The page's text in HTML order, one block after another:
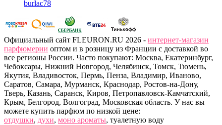
burlac78
Официальный сайт FLEURON.RU 2026 - интернет-магазин
парфюмерии оптом и в розницу из Франции с доставкой во
все регионы России. Часто покупают: Москва, Екатеринбург,
Чебоксары, Нижний Новгород, Челябинск, Томск, Тюмень,
Якутия, Владивосток, Пермь, Пенза, Владимир, Иваново,
Саратов, Самара, Мурманск, Краснодар, Ростов-на-Дону,
Тверь, Казань, Саранск, Киров, Петропавловск-Камчатский,
Крым, Белгород, Волгоград, Московская область. У нас вы
можете купить парфюм по низкой цене:
отдушки, духи, моно ароматы, туалетную воду